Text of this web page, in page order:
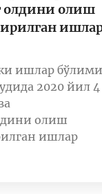
олиш
ишлар бўлими
2020 йил 4
олиш
ишлар